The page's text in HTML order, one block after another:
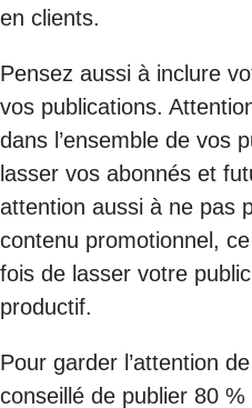
en clients.
Pensez aussi à inclure
vos publications.
dans l’ensemble de vos
lasser vos abonnés et
attention aussi à ne pas
contenu promotionnel,
fois de lasser votre
productif.
Pour garder l’attention
conseillé de publier 80